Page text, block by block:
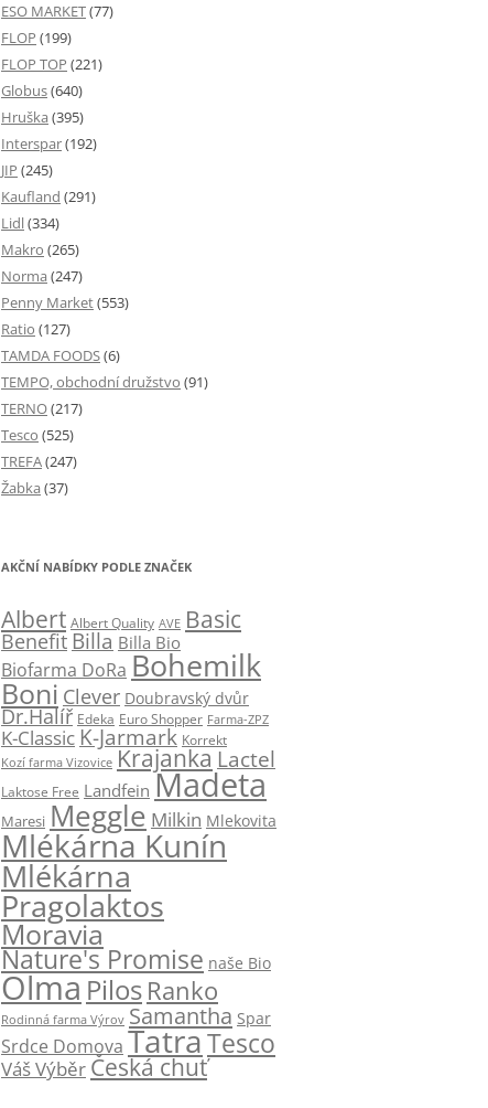
ESO MARKET(77)
FLOP (199)
FLOP TOP (221)
Globus(640)
Hruška (395)
Interspar(192)
JIP (245)
Kaufland (291)
Lidl(334)
Makro (265)
Norma (247)
Penny Market(553)
Ratio (127)
TAMDA FOODS(6)
TEMPO, obchodní družstvo (91)
TERNO(217)
Tesco (525)
TREFA(247)
Žabka (37)
AKČNÍ NABÍDKY PODLE ZNAČEK
Albert Albert Quality AVE Basic
Benefit Billa Billa Bio
Biofarma DoRa Bohemilk
Boni Clever Doubravský dvůr
Dr.Halíř Edeka Euro Shopper Farma-ZPZ
K-Classic K-Jarmark Korrekt
Kozí farma Vizovice Krajanka Lactel
Laktose Free Landfein Madeta
Maresi Meggle Milkin Mlekovita
Mlékárna Kunín
Mlékárna
Pragolaktos
Moravia
Nature's Promise naše Bio
OlmaPilos Ranko
Rodinná farma Výrov Samantha Spar
Srdce Domova TatraTesco
Váš Výběr Česká chuť